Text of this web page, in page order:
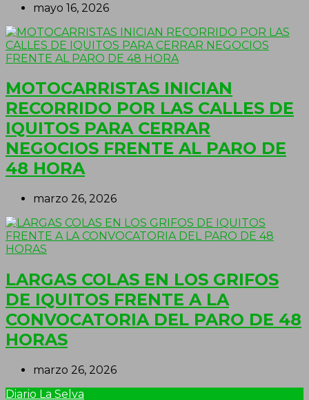
mayo 16, 2026
MOTOCARRISTAS INICIAN
RECORRIDO POR LAS CALLES DE
IQUITOS PARA CERRAR
NEGOCIOS FRENTE AL PARO DE
48 HORA
marzo 26, 2026
LARGAS COLAS EN LOS GRIFOS
DE IQUITOS FRENTE A LA
CONVOCATORIA DEL PARO DE 48
HORAS
marzo 26, 2026
Diario La Selva